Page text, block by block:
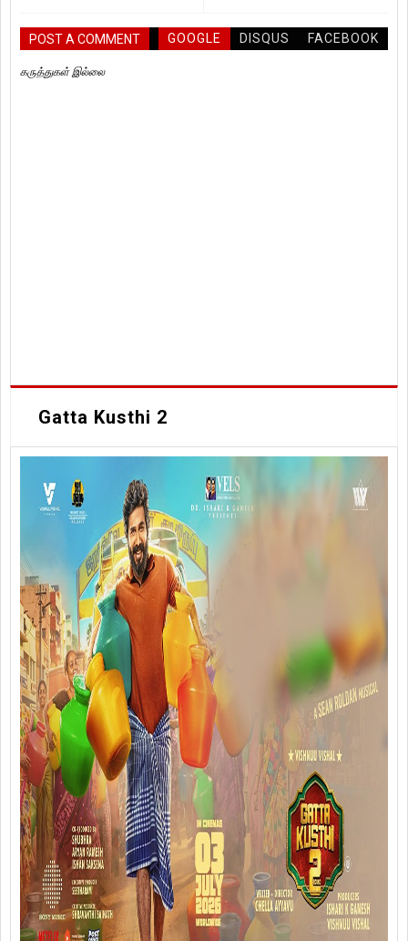
POST A COMMENT GOOGLE DISQUS FACEBOOK
கருத்துகள் இல்லை
Gatta Kusthi 2